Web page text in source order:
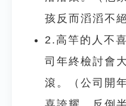
孩反而滔滔不
2.高竿的人不
司年終檢討會
滾。（公司開